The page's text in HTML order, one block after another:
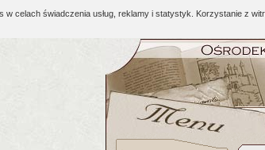
w celach świadczenia usług, reklamy i statystyk. Korzystanie z